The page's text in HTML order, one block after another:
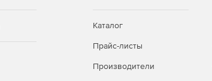
Каталог
Прайс-листы
Производители